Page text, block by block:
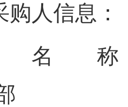
购人信息：
名 称：中
部